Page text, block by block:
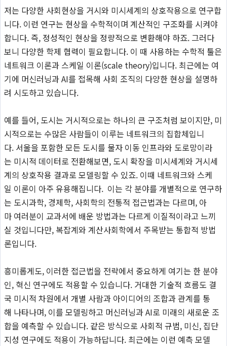
저는 다양한 사회현상을 거시와 미시세계의 상호작용으로 연구합
니다. 이런 연구는 현상을 수학적이며 계산적인 구조화를 시켜야
합니다. 즉, 정성적인 현상을 정량적으로 변환해야 하죠. 그러다
보니 다양한 학제 협력이 필요합니다. 이 때 사용하는 수학적 툴은
네트워크 이론과 스케일 이론(scale theory)입니다. 최근에는 여
기에 머신러닝과 AI를 접목해 사회 조직의 다양한 현상을 설명하
려 시도하고 있습니다.
예를 들어, 도시는 거시적으로는 하나의 큰 구조처럼 보이지만, 미
시적으로는 수많은 사람들이 이루는 네트워크의 집합체입니
다. 서울을 포함한 모든 도시를 물자 이동 인프라와 도로망이라
는 미시적 데이터로 전환해보면, 도시 확장을 미시세계와 거시세
계의 상호작용 결과로 모델링할 수 있죠. 이때 네트워크와 스케
일 이론이 아주 유용해집니다. 이는 각 분야를 개별적으로 연구하
는 도시과학, 경제학, 사회학의 전통적 접근법과는 다르며, 아
마 여러분이 교과서에 배운 방법과는 다르게 이질적이라고 느끼
실 것입니다만, 복잡계와 계산사회학에서 주목받는 통합적 방법
론입니다.
흥미롭게도, 이러한 접근법을 전략에서 중요하게 여기는 한 분야
인, 혁신 연구에도 적용할 수 있습니다. 거대한 기술적 흐름도 결
국 미시적 차원에서 개별 사람과 아이디어의 조합과 관계를 통
해 나타나며, 이를 모델링하고 머신러닝과 AI로 미래의 새로운 조
합을 예측할 수 있습니다. 같은 방식으로 사회적 규범, 미신, 집단
지성 연구에도 적용이 가능하답니다. 최근에는 이런 예측 모델